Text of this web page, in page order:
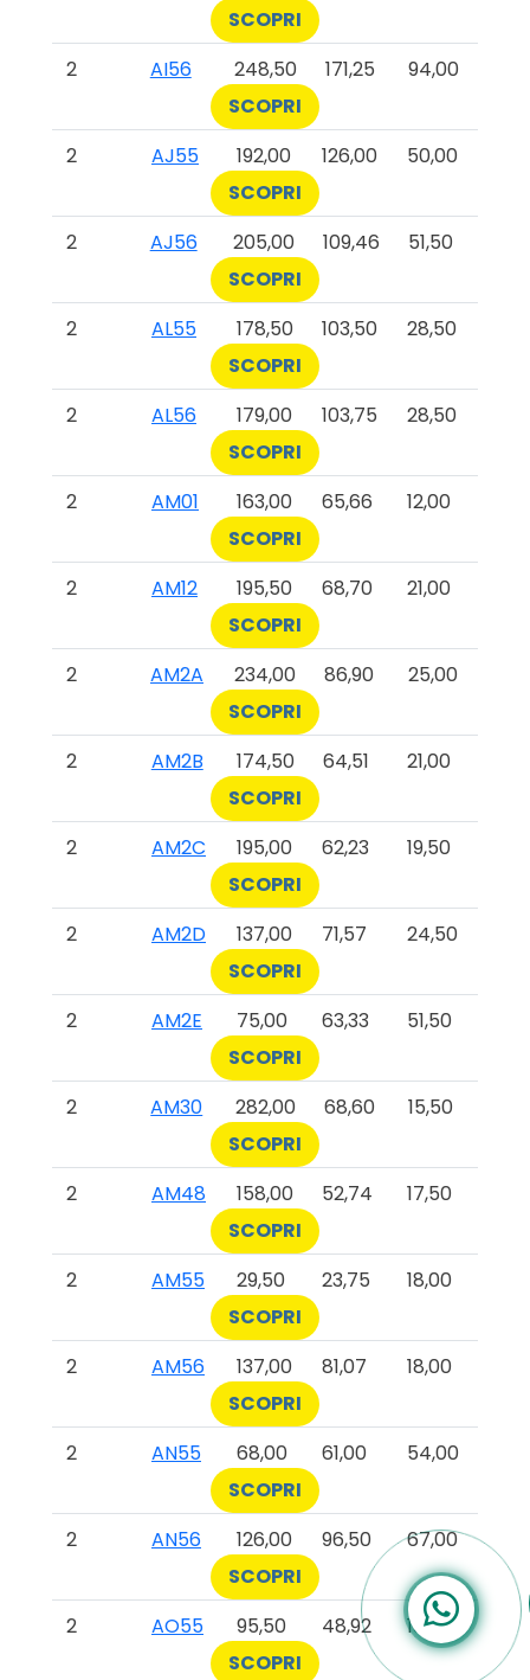
SCOPRI
2
AI56 248,50 171,25
94,00
SCOPRI
2
AJ55 192,00 126,00
50,00
SCOPRI
2
AJ56 205,00 109,46
51,50
SCOPRI
2
AL55 178,50 103,50
28,50
SCOPRI
2
AL56 179,00 103,75
28,50
SCOPRI
2
AM01 163,00 65,66
12,00
SCOPRI
2
AM12 195,50 68,70
21,00
SCOPRI
2
AM2A 234,00 86,90
25,00
SCOPRI
2
AM2B 174,50 64,51
21,00
SCOPRI
2
AM2C 195,00 62,23
19,50
SCOPRI
2
AM2D 137,00 71,57
24,50
SCOPRI
2
AM2E 75,00 63,33
51,50
SCOPRI
2
AM30 282,00 68,60
15,50
SCOPRI
2
AM48 158,00 52,74
17,50
SCOPRI
2
AM55 29,50 23,75
18,00
SCOPRI
2
AM56 137,00 81,07
18,00
SCOPRI
2
AN55 68,00 61,00
54,00
SCOPRI
2
AN56 126,00 96,50
67,00
SCOPRI
2
AO55 95,50 48,92
18,50
SCOPRI